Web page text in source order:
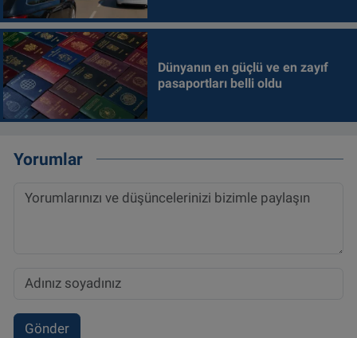
Dünyanın en güçlü ve en zayıf
pasaportları belli oldu
Yorumlar
Gönder